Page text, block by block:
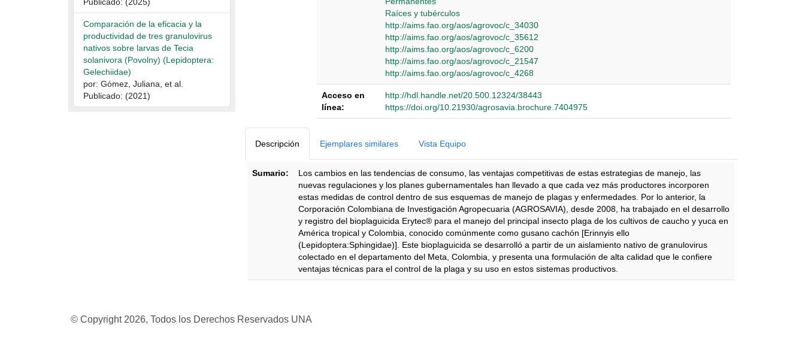
Raíces y tubérculos
http://aims.fao.org/aos/agrovoc/c_34030
http://aims.fao.org/aos/agrovoc/c_35612
http://aims.fao.org/aos/agrovoc/c_6200
http://aims.fao.org/aos/agrovoc/c_21547
http://aims.fao.org/aos/agrovoc/c_4268
Acceso en
línea:
http://hdl.handle.net/20.500.12324/38443
https://doi.org/10.21930/agrosavia.brochure.7404975
Descripción Ejemplares similares Vista Equipo
Sumario:
Los cambios en las tendencias de consumo, las ventajas competitivas de estas estrategias de manejo, las
nuevas regulaciones y los planes gubernamentales han llevado a que cada vez más productores incorporen
estas medidas de control dentro de sus esquemas de manejo de plagas y enfermedades. Por lo anterior, la
Corporación Colombiana de Investigación Agropecuaria (AGROSAVIA), desde 2008, ha trabajado en el desarrollo
y registro del bioplaguicida Erytec® para el manejo del principal insecto plaga de los cultivos de caucho y yuca en
América tropical y Colombia, conocido comúnmente como gusano cachón [Erinnyis ello
(Lepidoptera:Sphingidae)]. Este bioplaguicida se desarrolló a partir de un aislamiento nativo de granulovirus
colectado en el departamento del Meta, Colombia, y presenta una formulación de alta calidad que le confiere
ventajas técnicas para el control de la plaga y su uso en estos sistemas productivos.
Publicado: (2025)
Comparación de la eficacia y la
productividad de tres granulovirus
nativos sobre larvas de Tecia
solanivora (Povolny) (Lepidoptera:
Gelechiidae)
por: Gómez, Juliana, et al.
Publicado: (2021)
© Copyright 2026, Todos los Derechos Reservados UNA